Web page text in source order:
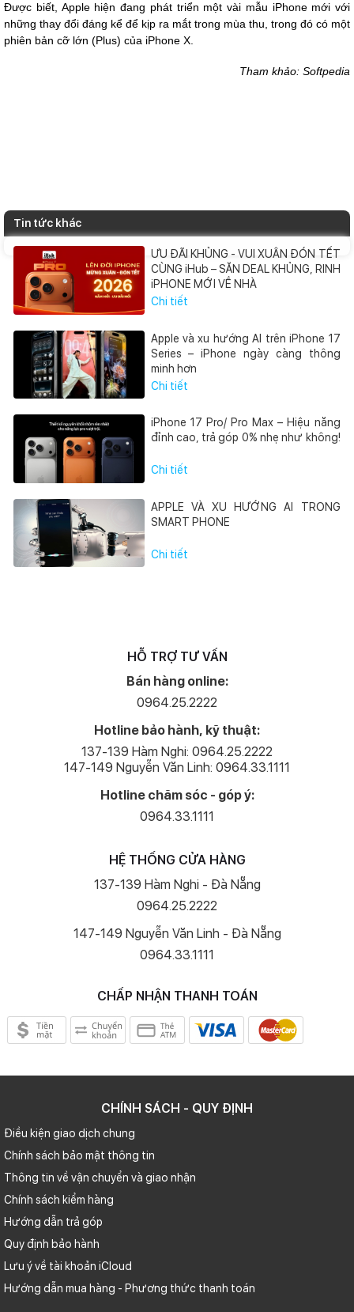
Được biết, Apple hiện đang phát triển một vài mẫu iPhone mới với
những thay đổi đáng kể để kịp ra mắt trong mùa thu, trong đó có một
phiên bản cỡ lớn (Plus) của iPhone X.
Tham khảo: Softpedia
Tin tức khác
ƯU ĐÃI KHỦNG - VUI XUÂN ĐÓN TẾT
CÙNG iHub – SĂN DEAL KHỦNG, RINH
iPHONE MỚI VỀ NHÀ
Chi tiết
Apple và xu hướng AI trên iPhone 17
Series – iPhone ngày càng thông
minh hơn
Chi tiết
iPhone 17 Pro/ Pro Max – Hiệu năng
đỉnh cao, trả góp 0% nhẹ như không!
Chi tiết
APPLE VÀ XU HƯỚNG AI TRONG
SMART PHONE
Chi tiết
HỖ TRỢ TƯ VẤN
Bán hàng online:
0964.25.2222
Hotline bảo hành, kỹ thuật:
137-139 Hàm Nghi: 0964.25.2222
147-149 Nguyễn Văn Linh: 0964.33.1111
Hotline chăm sóc - góp ý:
0964.33.1111
HỆ THỐNG CỬA HÀNG
137-139 Hàm Nghi - Đà Nẵng
0964.25.2222
147-149 Nguyễn Văn Linh - Đà Nẵng
0964.33.1111
CHẤP NHẬN THANH TOÁN
CHÍNH SÁCH - QUY ĐỊNH
Điều kiện giao dịch chung
Chính sách bảo mật thông tin
Thông tin về vận chuyển và giao nhận
Chính sách kiểm hàng
Hướng dẫn trả góp
Quy định bảo hành
Lưu ý về tài khoản iCloud
Hướng dẫn mua hàng - Phương thức thanh toán